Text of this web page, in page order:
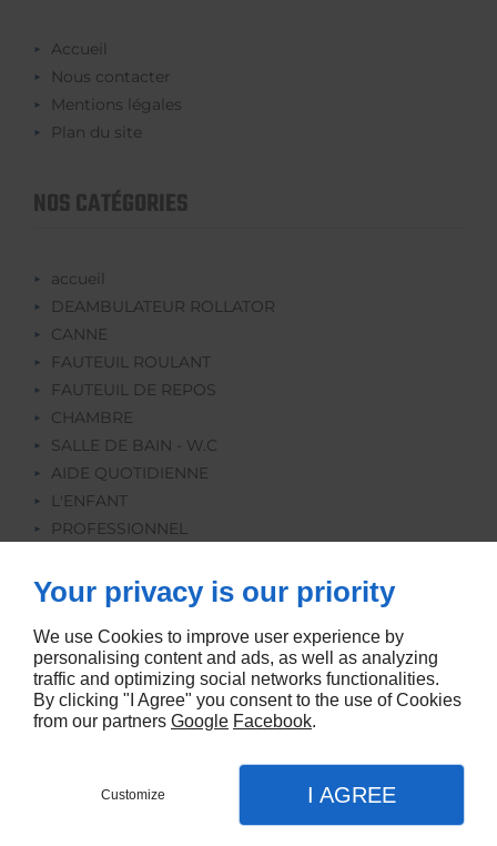
Accueil
Nous contacter
Mentions légales
Plan du site
NOS CATÉGORIES
accueil
DEAMBULATEUR ROLLATOR
CANNE
FAUTEUIL ROULANT
FAUTEUIL DE REPOS
CHAMBRE
SALLE DE BAIN - W.C
AIDE QUOTIDIENNE
L'ENFANT
PROFESSIONNEL
ORTHOPEDIE
LOCATION
Your privacy is our priority
We use Cookies to improve user experience by
personalising content and ads, as well as analyzing
traffic and optimizing social networks functionalities.
By clicking "I Agree" you consent to the use of Cookies
from our partners Google Facebook.
Customize I AGREE